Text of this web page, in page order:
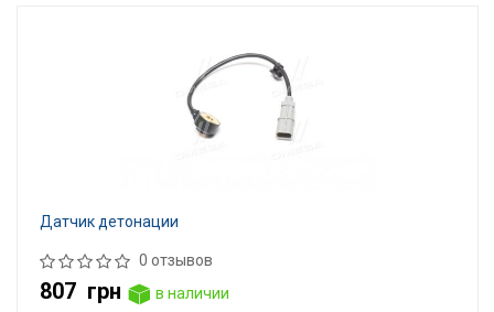
Датчик детонации
0 отзывов
807 грн
в наличии